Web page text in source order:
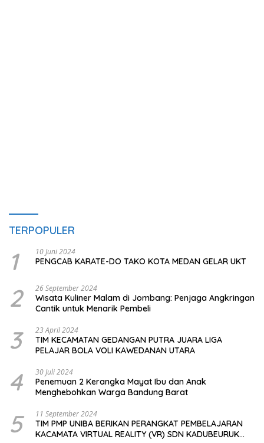
TERPOPULER
1 10 Juni 2024
PENGCAB KARATE-DO TAKO KOTA MEDAN GELAR UKT
2 26 September 2024
Wisata Kuliner Malam di Jombang: Penjaga Angkringan
Cantik untuk Menarik Pembeli
3 23 April 2024
TIM KECAMATAN GEDANGAN PUTRA JUARA LIGA
PELAJAR BOLA VOLI KAWEDANAN UTARA
4 30 Juli 2024
Penemuan 2 Kerangka Mayat Ibu dan Anak
Menghebohkan Warga Bandung Barat
5 11 September 2024
TIM PMP UNIBA BERIKAN PERANGKAT PEMBELAJARAN
KACAMATA VIRTUAL REALITY (VR) SDN KADUBEURUK